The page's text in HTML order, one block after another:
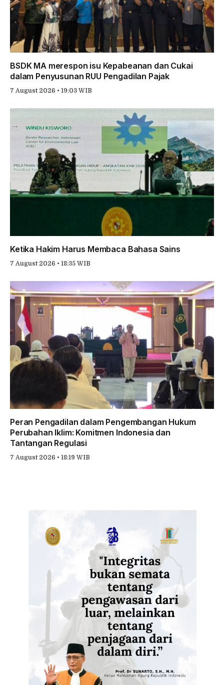
BSDK MA merespon isu Kepabeanan dan Cukai
dalam Penyusunan RUU Pengadilan Pajak
7 August 2026 • 19:03 WIB
Ketika Hakim Harus Membaca Bahasa Sains
7 August 2026 • 18:35 WIB
Peran Pengadilan dalam Pengembangan Hukum
Perubahan Iklim: Komitmen Indonesia dan
Tantangan Regulasi
7 August 2026 • 18:19 WIB